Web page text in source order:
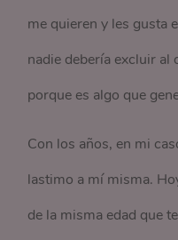
me quieren y les gusta
nadie debería excluir al
porque es algo que
Con los años, en mi
lastimo a mí misma.
de la misma edad que